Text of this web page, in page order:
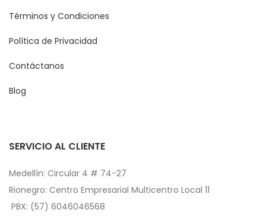
Términos y Condiciones
Política de Privacidad
Contáctanos
Blog
SERVICIO AL CLIENTE
Medellín: Circular 4 # 74-27
Rionegro: Centro Empresarial Multicentro Local 11
PBX: (57) 6046046568